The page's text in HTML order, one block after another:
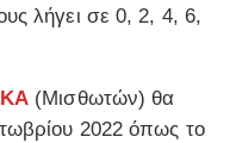
λήγει σε 0, 2, 4, 6,
(Μισθωτών) θα
2022 όπως το